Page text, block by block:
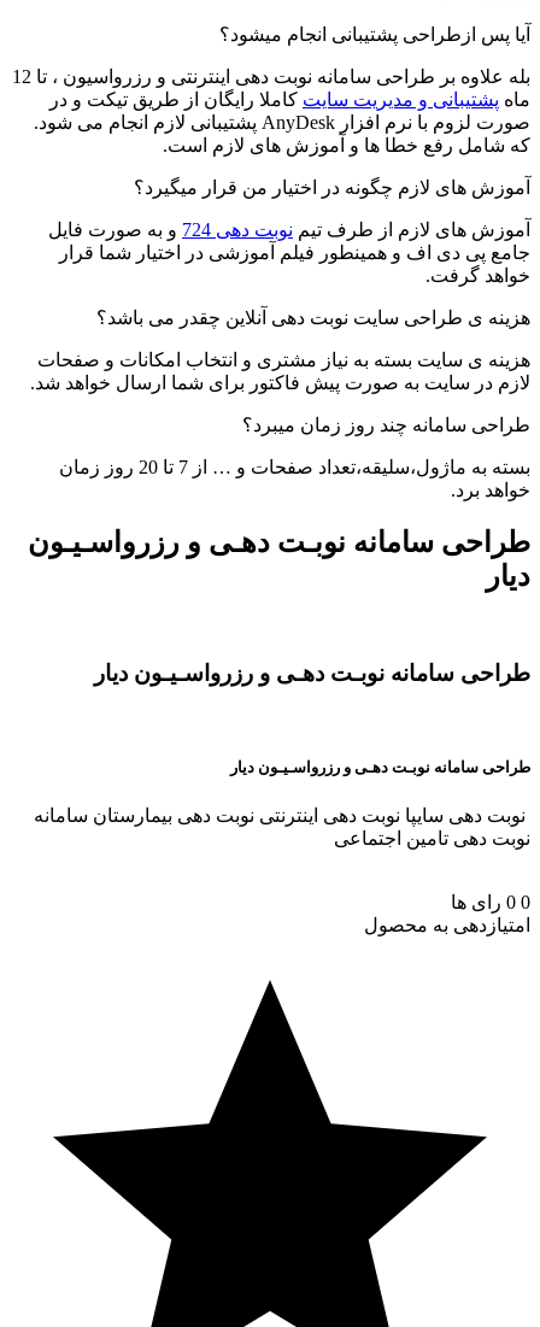
ازطراحی پشتیبانی انجام میشود؟
بله علاوه بر طراحی سامانه نوبت دهی اینترنتی و رزرواسیون ، تا 12
پشتیبانی و مدیریت سایتکاملا رایگان از طریق تیکت و در
صورت لزوم با نرم افزار AnyDesk پشتیبانی لازم انجام می شود.
رفع خطا ها و آموزش های لازم است.
های لازم چگونه در اختیار من قرار میگیرد؟
های لازم از طرف تیم نوبت دهی 724
و به صورت فایل
پی دی اف و همینطور فیلم آموزشی در اختیار شما قرار
گرفت.
ی طراحی سایت نوبت دهی آنلاین چقدر می باشد؟
ی سایت بسته به نیاز مشتری و انتخاب امکانات و صفحات
در سایت به صورت پیش فاکتور برای شما ارسال خواهد شد.
سامانه چند روز زمان میبرد؟
بسته به ماژول،سلیقه،تعداد صفحات و … از 7 تا 20 روز زمان
برد.
سامانه نوبـت دهـی و رزرواسـیـون
سامانه نوبـت دهـی و رزرواسـیـون دیار
سامانه نوبـت دهـی و رزرواسـیـون دیار
دهی سایپانوبت دهی اینترنتینوبت دهی بیمارستانسامانه
دهی تامین اجتماعی
رای ها
به محصول